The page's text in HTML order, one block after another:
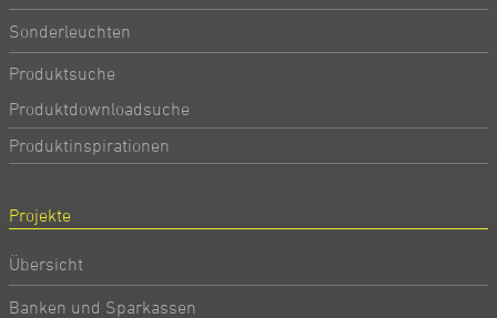
Sonderleuchten
Produktsuche
Produktdownloadsuche
Produktinspirationen
Projekte
Übersicht
Banken und Sparkassen